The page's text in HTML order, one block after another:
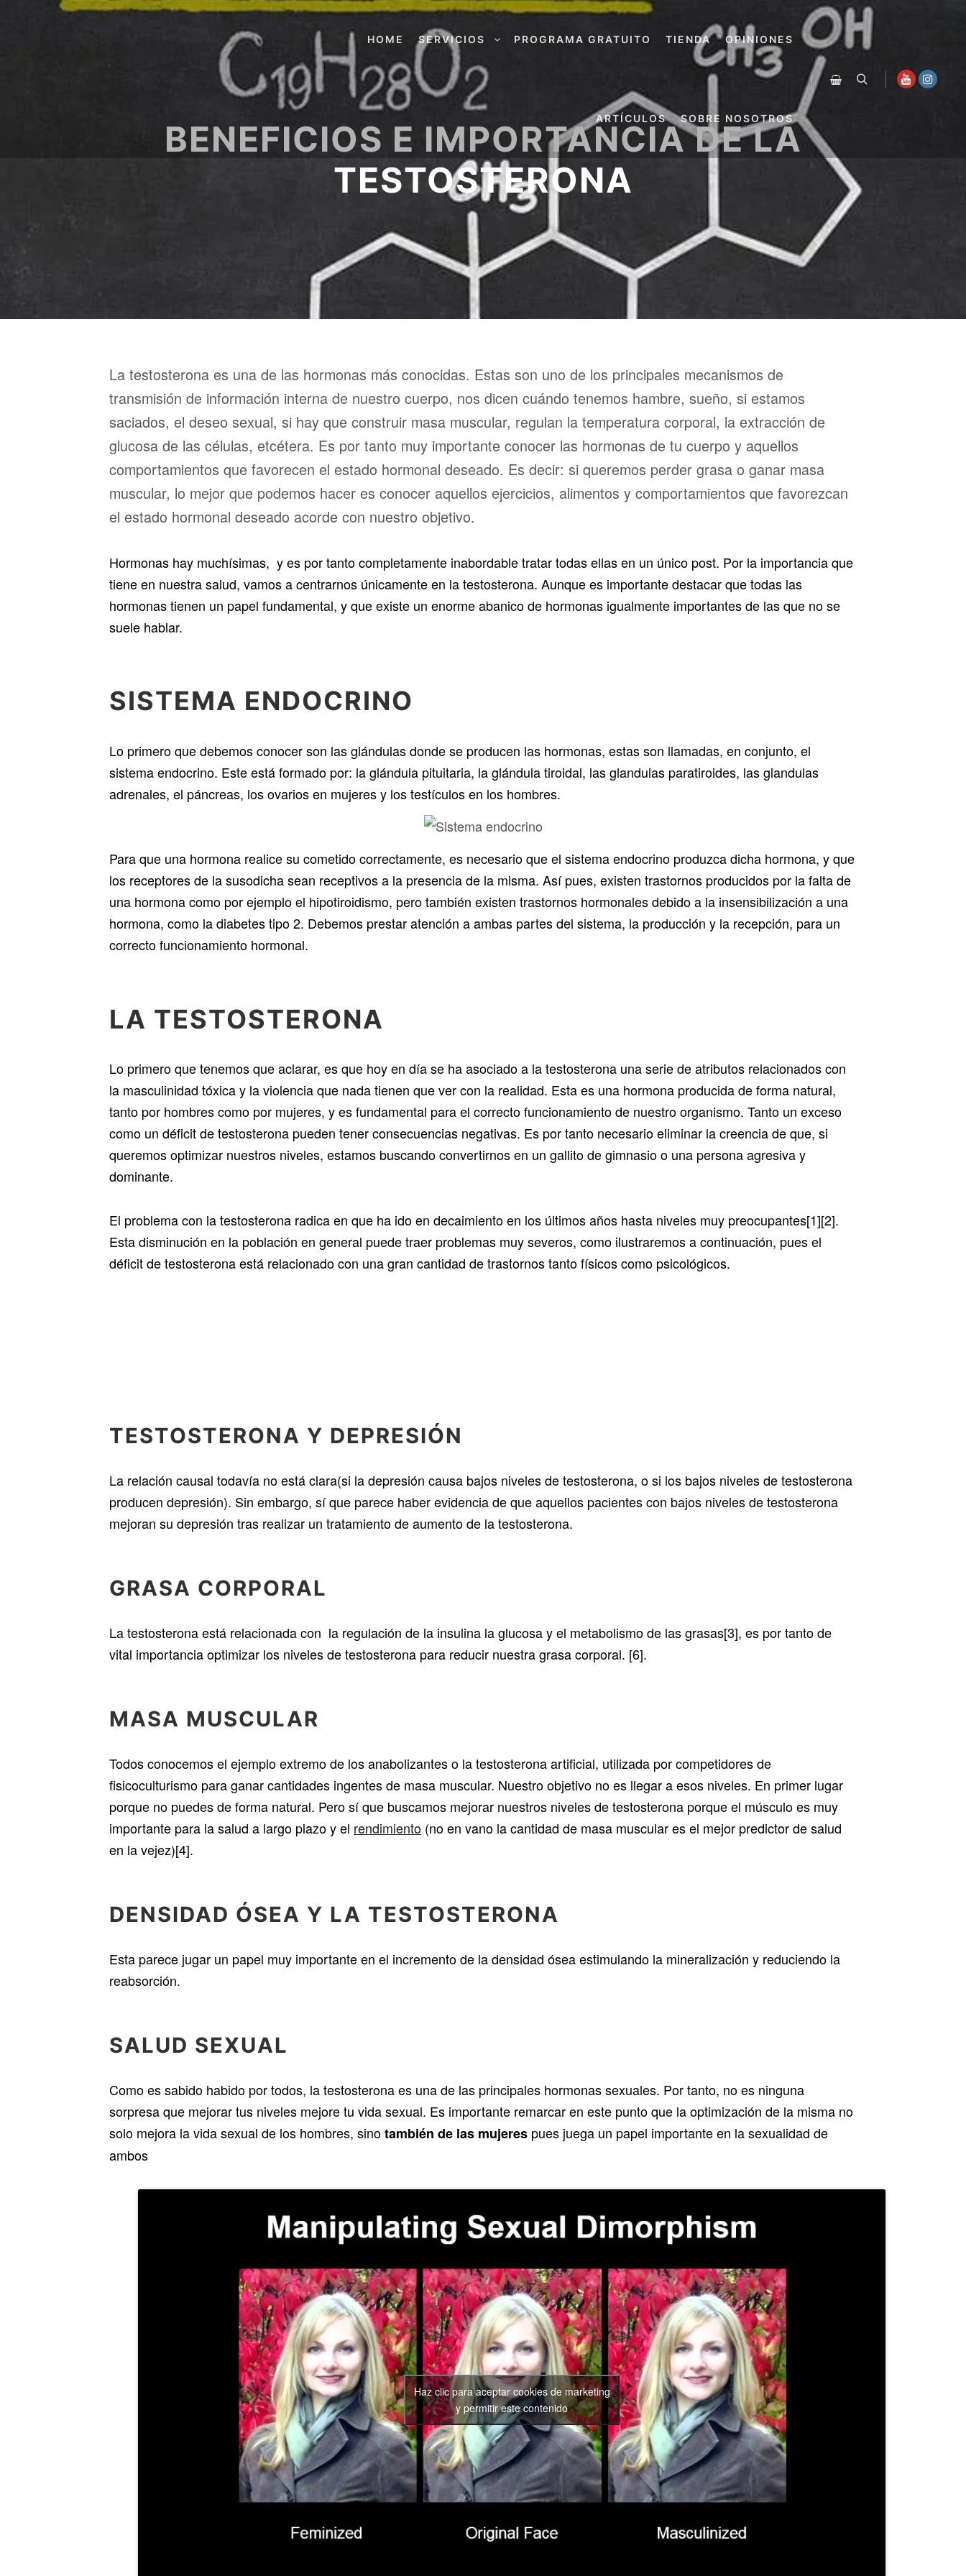
HOME SERVICIOS PROGRAMA GRATUITO TIENDA OPINIONES
ARTÍCULOS SOBRE NOSOTROS
BENEFICIOS E IMPORTANCIA DE LA
TESTOSTERONA
La testosterona es una de las hormonas más conocidas. Estas son uno de los principales mecanismos de
transmisión de información interna de nuestro cuerpo, nos dicen cuándo tenemos hambre, sueño, si estamos
saciados, el deseo sexual, si hay que construir masa muscular, regulan la temperatura corporal, la extracción de
glucosa de las células, etcétera. Es por tanto muy importante conocer las hormonas de tu cuerpo y aquellos
comportamientos que favorecen el estado hormonal deseado. Es decir: si queremos perder grasa o ganar masa
muscular, lo mejor que podemos hacer es conocer aquellos ejercicios, alimentos y comportamientos que favorezcan
el estado hormonal deseado acorde con nuestro objetivo.
Hormonas hay muchísimas, y es por tanto completamente inabordable tratar todas ellas en un único post. Por la importancia que
tiene en nuestra salud, vamos a centrarnos únicamente en la testosterona. Aunque es importante destacar que todas las
hormonas tienen un papel fundamental, y que existe un enorme abanico de hormonas igualmente importantes de las que no se
suele hablar.
SISTEMA ENDOCRINO
Lo primero que debemos conocer son las glándulas donde se producen las hormonas, estas son llamadas, en conjunto, el
sistema endocrino. Este está formado por: la glándula pituitaria, la glándula tiroidal, las glandulas paratiroides, las glandulas
adrenales, el páncreas, los ovarios en mujeres y los testículos en los hombres.
Para que una hormona realice su cometido correctamente, es necesario que el sistema endocrino produzca dicha hormona, y que
los receptores de la susodicha sean receptivos a la presencia de la misma. Así pues, existen trastornos producidos por la falta de
una hormona como por ejemplo el hipotiroidismo, pero también existen trastornos hormonales debido a la insensibilización a una
hormona, como la diabetes tipo 2. Debemos prestar atención a ambas partes del sistema, la producción y la recepción, para un
correcto funcionamiento hormonal.
LA TESTOSTERONA
Lo primero que tenemos que aclarar, es que hoy en día se ha asociado a la testosterona una serie de atributos relacionados con
la masculinidad tóxica y la violencia que nada tienen que ver con la realidad. Esta es una hormona producida de forma natural,
tanto por hombres como por mujeres, y es fundamental para el correcto funcionamiento de nuestro organismo. Tanto un exceso
como un déficit de testosterona pueden tener consecuencias negativas. Es por tanto necesario eliminar la creencia de que, si
queremos optimizar nuestros niveles, estamos buscando convertirnos en un gallito de gimnasio o una persona agresiva y
dominante.
El problema con la testosterona radica en que ha ido en decaimiento en los últimos años hasta niveles muy preocupantes[1][2].
Esta disminución en la población en general puede traer problemas muy severos, como ilustraremos a continuación, pues el
déficit de testosterona está relacionado con una gran cantidad de trastornos tanto físicos como psicológicos.
TESTOSTERONA Y DEPRESIÓN
La relación causal todavía no está clara(si la depresión causa bajos niveles de testosterona, o si los bajos niveles de testosterona
producen depresión). Sin embargo, sí que parece haber evidencia de que aquellos pacientes con bajos niveles de testosterona
mejoran su depresión tras realizar un tratamiento de aumento de la testosterona.
GRASA CORPORAL
La testosterona está relacionada con la regulación de la insulina la glucosa y el metabolismo de las grasas[3], es por tanto de
vital importancia optimizar los niveles de testosterona para reducir nuestra grasa corporal. [6].
MASA MUSCULAR
Todos conocemos el ejemplo extremo de los anabolizantes o la testosterona artificial, utilizada por competidores de
fisicoculturismo para ganar cantidades ingentes de masa muscular. Nuestro objetivo no es llegar a esos niveles. En primer lugar
porque no puedes de forma natural. Pero sí que buscamos mejorar nuestros niveles de testosterona porque el músculo es muy
importante para la salud a largo plazo y el rendimiento (no en vano la cantidad de masa muscular es el mejor predictor de salud
en la vejez)[4].
DENSIDAD ÓSEA Y LA TESTOSTERONA
Esta parece jugar un papel muy importante en el incremento de la densidad ósea estimulando la mineralización y reduciendo la
reabsorción.
SALUD SEXUAL
Como es sabido habido por todos, la testosterona es una de las principales hormonas sexuales. Por tanto, no es ninguna
sorpresa que mejorar tus niveles mejore tu vida sexual. Es importante remarcar en este punto que la optimización de la misma no
solo mejora la vida sexual de los hombres, sinotambién de las mujeres pues juega un papel importante en la sexualidad de
ambos
Haz clic para aceptar cookies de marketing
y permitir este contenido